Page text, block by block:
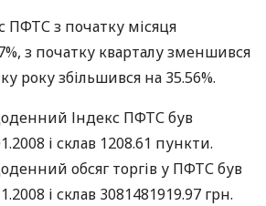
з початку місяця
з початку кварталу зменшився
року збільшився на 35.56%.
Індекс ПФТС був
і склав 1208.61 пункти.
обсяг торгів у ПФТС був
і склав 3081481919.97 грн.